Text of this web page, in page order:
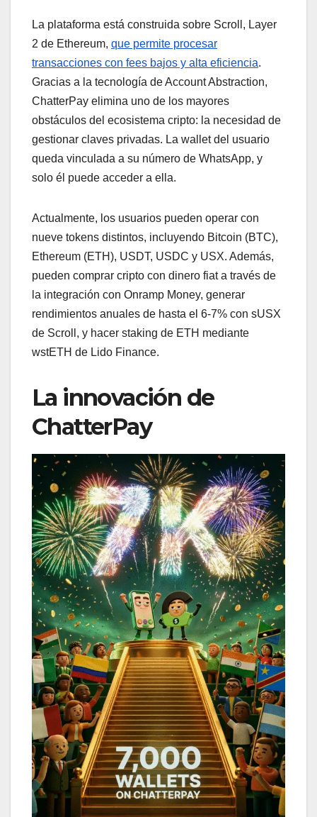
La plataforma está construida sobre Scroll, Layer
2 de Ethereum, que permite procesar
transacciones con fees bajos y alta eficiencia.
Gracias a la tecnología de Account Abstraction,
ChatterPay elimina uno de los mayores
obstáculos del ecosistema cripto: la necesidad de
gestionar claves privadas. La wallet del usuario
queda vinculada a su número de WhatsApp, y
solo él puede acceder a ella.
Actualmente, los usuarios pueden operar con
nueve tokens distintos, incluyendo Bitcoin (BTC),
Ethereum (ETH), USDT, USDC y USX. Además,
pueden comprar cripto con dinero fiat a través de
la integración con Onramp Money, generar
rendimientos anuales de hasta el 6-7% con sUSX
de Scroll, y hacer staking de ETH mediante
wstETH de Lido Finance.
La innovación de
ChatterPay